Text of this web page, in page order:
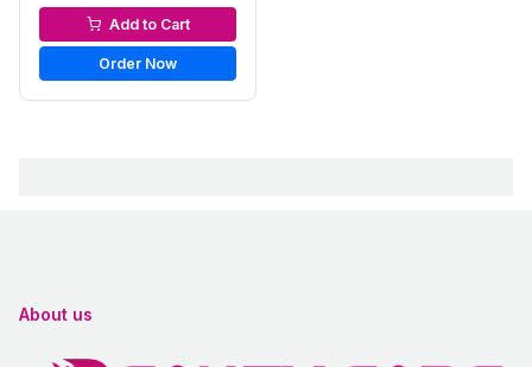
Bath & Shower
Add to Cart
Order Now
About us